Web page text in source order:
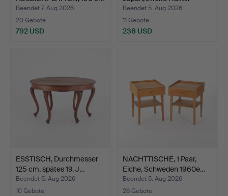
lang, Tea…
Beendet 7. Aug 2026
20 Gebote
792 USD
Beendet 5. Aug 2026
11 Gebote
238 USD
ESSTISCH, Durchmesser
125 cm, spätes 19. J…
Beendet 5. Aug 2026
10 Gebote
NACHTTISCHE, 1 Paar,
Eiche, Schweden 1960e…
Beendet 5. Aug 2026
26 Gebote